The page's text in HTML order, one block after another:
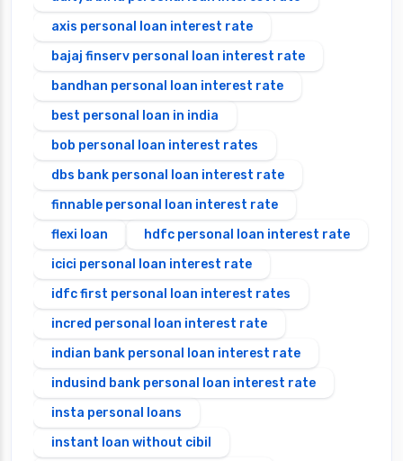
axis personal loan interest rate
bajaj finserv personal loan interest rate
bandhan personal loan interest rate
best personal loan in india
bob personal loan interest rates
dbs bank personal loan interest rate
finnable personal loan interest rate
flexi loan
hdfc personal loan interest rate
icici personal loan interest rate
idfc first personal loan interest rates
incred personal loan interest rate
indian bank personal loan interest rate
indusind bank personal loan interest rate
insta personal loans
instant loan without cibil